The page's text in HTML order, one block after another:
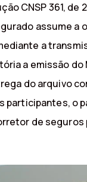
CNSP 361, de
assume a
a
a emissão
do arquivo
participantes, o
de seguros